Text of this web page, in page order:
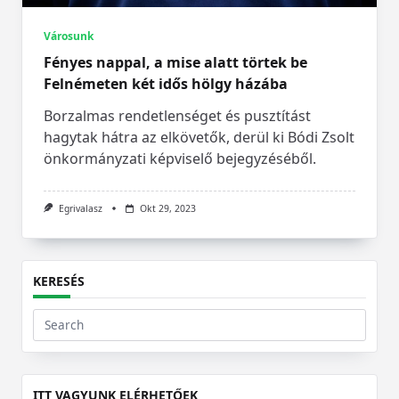
Városunk
Fényes nappal, a mise alatt törtek be
Felnémeten két idős hölgy házába
Borzalmas rendetlenséget és pusztítást
hagytak hátra az elkövetők, derül ki Bódi Zsolt
önkormányzati képviselő bejegyzéséből.
Egrivalasz Okt 29, 2023
KERESÉS
Search
for:
ITT VAGYUNK ELÉRHETŐEK